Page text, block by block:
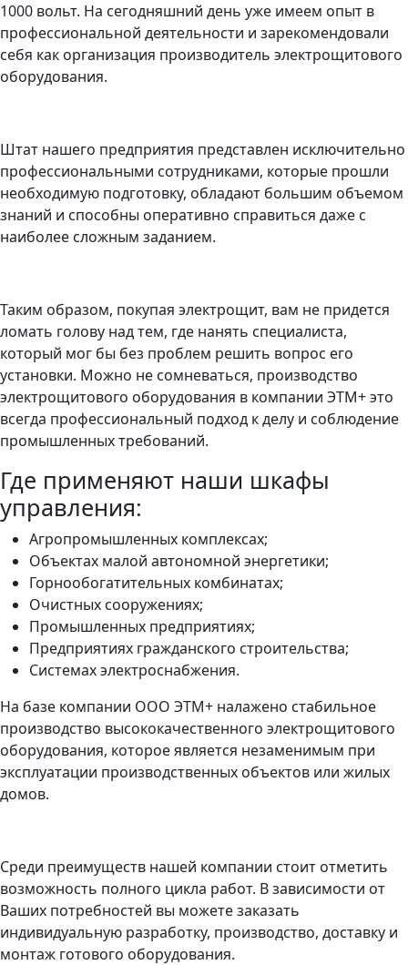
1000 вольт. На сегодняшний день уже имеем опыт в
профессиональной деятельности и зарекомендовали
себя как организация производитель электрощитового
оборудования.
Штат нашего предприятия представлен исключительно
профессиональными сотрудниками, которые прошли
необходимую подготовку, обладают большим объемом
знаний и способны оперативно справиться даже с
наиболее сложным заданием.
Таким образом, покупая электрощит, вам не придется
ломать голову над тем, где нанять специалиста,
который мог бы без проблем решить вопрос его
установки. Можно не сомневаться, производство
электрощитового оборудования в компании ЭТМ+ это
всегда профессиональный подход к делу и соблюдение
промышленных требований.
Где применяют наши шкафы
управления:
Агропромышленных комплексах;
Объектах малой автономной энергетики;
Горнообогатительных комбинатах;
Очистных сооружениях;
Промышленных предприятиях;
Предприятиях гражданского строительства;
Системах электроснабжения.
На базе компании ООО ЭТМ+ налажено стабильное
производство высококачественного электрощитового
оборудования, которое является незаменимым при
эксплуатации производственных объектов или жилых
домов.
Среди преимуществ нашей компании стоит отметить
возможность полного цикла работ. В зависимости от
Ваших потребностей вы можете заказать
индивидуальную разработку, производство, доставку и
монтаж готового оборудования.